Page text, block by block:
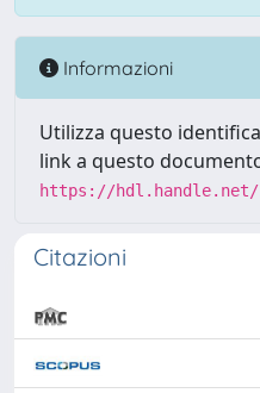
Informazioni
Utilizza questo
link a questo
https://hdl.handle.net/
Citazioni